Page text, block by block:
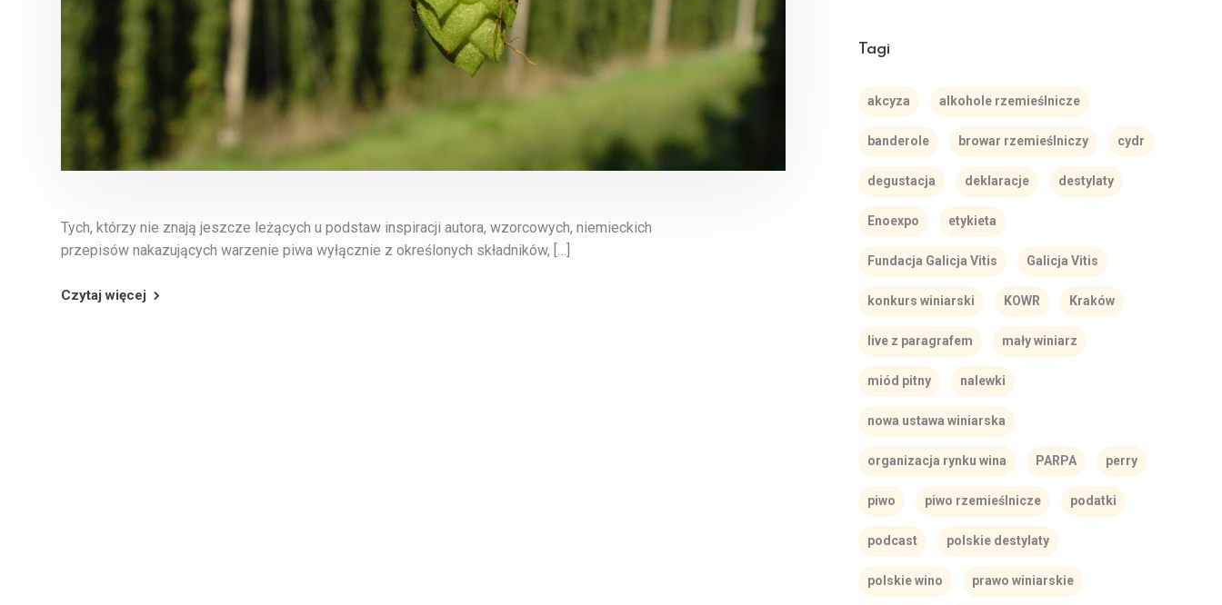
Tych, którzy nie znają jeszcze leżących u podstaw inspiracji autora, wzorcowych, niemieckich
przepisów nakazujących warzenie piwa wyłącznie z określonych składników, […]
Czytaj więcej
Tagi
akcyza alkohole rzemieślnicze
banderole browar rzemieślniczy cydr
degustacja deklaracje destylaty
Enoexpo etykieta
Fundacja Galicja Vitis Galicja Vitis
konkurs winiarski KOWR Kraków
live z paragrafem mały winiarz
miód pitny nalewki
nowa ustawa winiarska
organizacja rynku wina PARPA perry
piwo piwo rzemieślnicze podatki
podcast polskie destylaty
polskie wino prawo winiarskie